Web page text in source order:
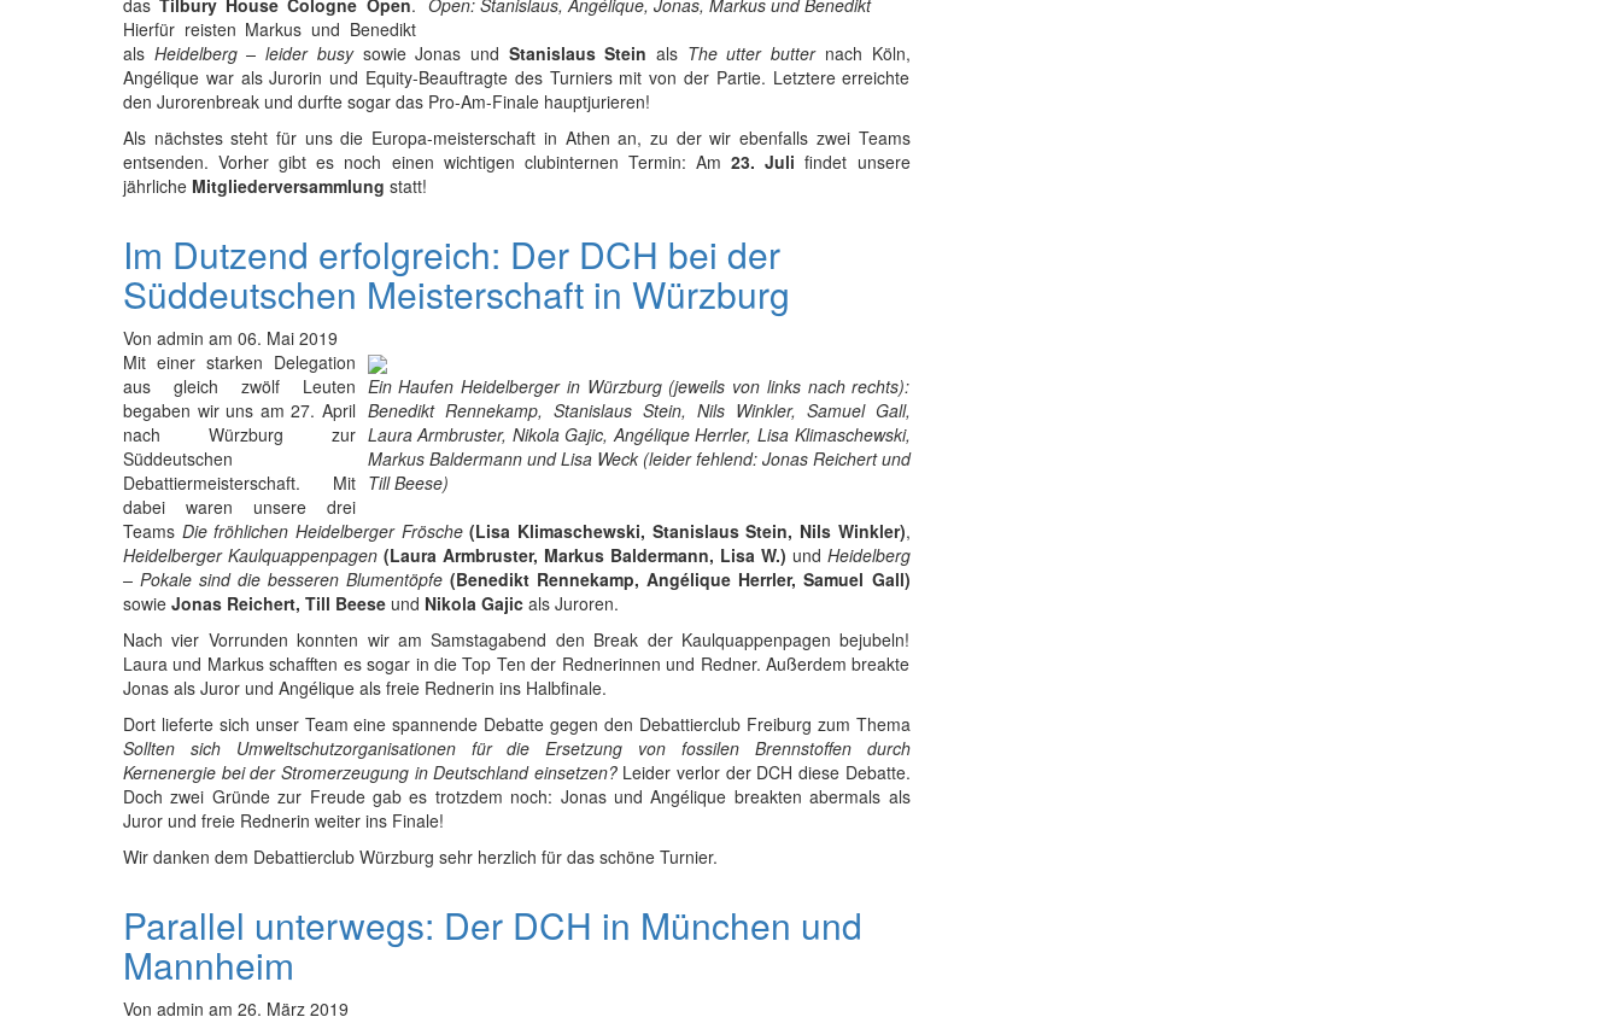
Open: Stanislaus, Angélique, Jonas, Markus und Benedikt
dasTilbury House Cologne Open.
Hierfür reisten Markus und Benedikt
als Heidelberg – leider busysowie Jonas und Stanislaus Stein als The utter butternach Köln,
Angélique war als Jurorin und Equity-Beauftragte des Turniers mit von der Partie. Letztere erreichte
den Jurorenbreak und durfte sogar das Pro-Am-Finale hauptjurieren!
Als nächstes steht für uns die Europa-meisterschaft in Athen an, zu der wir ebenfalls zwei Teams
entsenden. Vorher gibt es noch einen wichtigen clubinternen Termin: Am23. Juli findet unsere
jährliche Mitgliederversammlung statt!
Im Dutzend erfolgreich: Der DCH bei der
Süddeutschen Meisterschaft in Würzburg
Von admin am 06. Mai 2019
Ein Haufen Heidelberger in Würzburg (jeweils von links nach rechts):
Benedikt Rennekamp, Stanislaus Stein, Nils Winkler, Samuel Gall,
Laura Armbruster, Nikola Gajic, Angélique Herrler, Lisa Klimaschewski,
Markus Baldermann und Lisa Weck (leider fehlend: Jonas Reichert und
Till Beese)
Mit einer starken Delegation
aus gleich zwölf Leuten
begaben wir uns am 27. April
nach Würzburg zur
Süddeutschen
Debattiermeisterschaft. Mit
dabei waren unsere drei
Teams Die fröhlichen Heidelberger Frösche (Lisa Klimaschewski, Stanislaus Stein, Nils Winkler),
Heidelberger Kaulquappenpagen (Laura Armbruster, Markus Baldermann, Lisa W.) und Heidelberg
– Pokale sind die besseren Blumentöpfe (Benedikt Rennekamp, Angélique Herrler, Samuel Gall)
sowie Jonas Reichert, Till Beese und Nikola Gajic als Juroren.
Nach vier Vorrunden konnten wir am Samstagabend den Break der Kaulquappenpagen bejubeln!
Laura und Markus schafften es sogar in die Top Ten der Rednerinnen und Redner. Außerdem breakte
Jonas als Juror und Angélique als freie Rednerin ins Halbfinale.
Dort lieferte sich unser Team eine spannende Debatte gegen den Debattierclub Freiburg zum Thema
Sollten sich Umweltschutzorganisationen für die Ersetzung von fossilen Brennstoffen durch
Kernenergie bei der Stromerzeugung in Deutschland einsetzen?Leider verlor der DCH diese Debatte.
Doch zwei Gründe zur Freude gab es trotzdem noch: Jonas und Angélique breakten abermals als
Juror und freie Rednerin weiter ins Finale!
Wir danken dem Debattierclub Würzburg sehr herzlich für das schöne Turnier.
Parallel unterwegs: Der DCH in München und
Mannheim
Von admin am 26. März 2019